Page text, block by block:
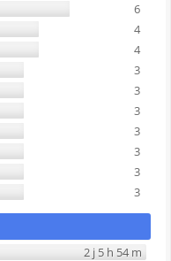
6
4
4
3
3
3
3
3
3
3
2 j 5 h 54 m